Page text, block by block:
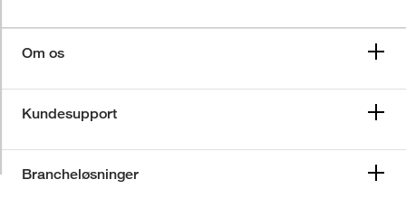
Om os
Kundesupport
Brancheløsninger